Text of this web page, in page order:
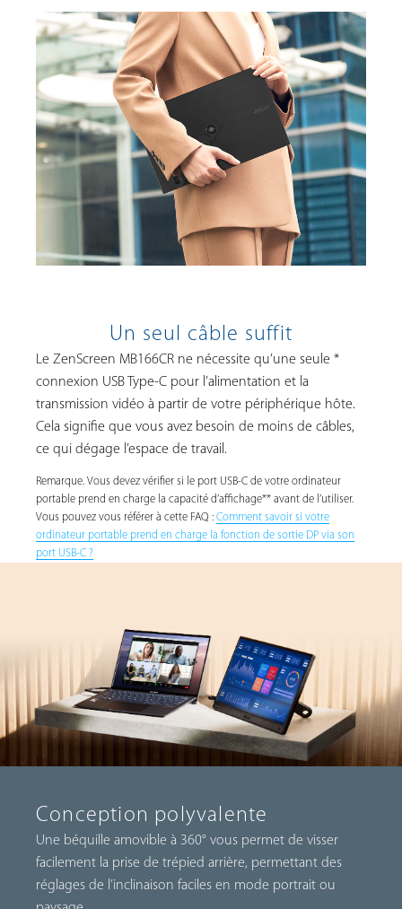
Un seul câble suffit
Le ZenScreen MB166CR ne nécessite qu’une seule *
connexion USB Type-C pour l’alimentation et la
transmission vidéo à partir de votre périphérique hôte.
Cela signifie que vous avez besoin de moins de câbles,
ce qui dégage l’espace de travail.
Remarque. Vous devez vérifier si le port USB-C de votre ordinateur
portable prend en charge la capacité d’affichage** avant de l’utiliser.
Vous pouvez vous référer à cette FAQ : Comment savoir si votre
ordinateur portable prend en charge la fonction de sortie DP via son
port USB-C ?
Conception polyvalente
Une béquille amovible à 360° vous permet de visser
facilement la prise de trépied arrière, permettant des
réglages de l’inclinaison faciles en mode portrait ou